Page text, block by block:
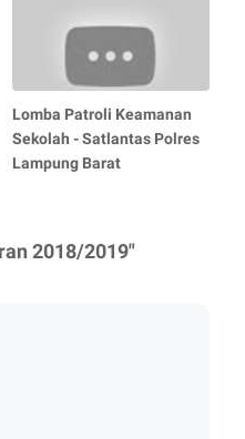
Lomba Patroli Keamanan
Sekolah - Satlantas Polres
Lampung Barat
2018/2019"